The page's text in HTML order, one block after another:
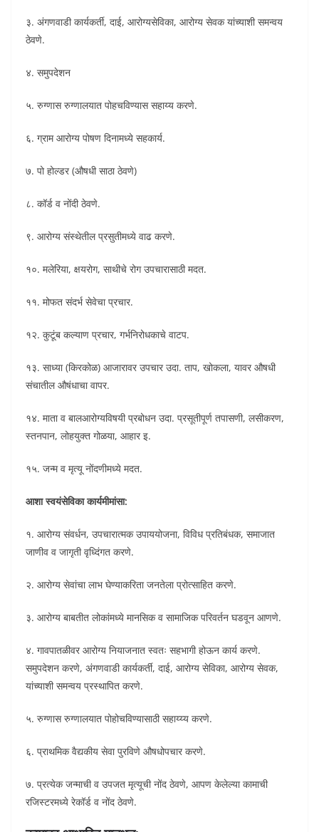
३. अंगणवाडी कार्यकर्ती, दाई, आरोग्यसेविका, आरोग्य सेवक यांच्याशी समन्वय
ठेवणे.
४. समुपदेशन
५. रुग्णास रुग्णालयात पोहचविण्यास सहाय्य करणे.
६. ग्राम आरोग्य पोषण दिनामध्ये सहकार्य.
७. पो होल्डर (औषधी साठा ठेवणे)
८. कॉर्ड व नोंदी ठेवणे.
९. आरोग्य संस्थेतील प्रसुतीमध्ये वाढ करणे.
१०. मलेरिया, क्षयरोग, साथीचे रोग उपचारासाठी मदत.
११. मोफत संदर्भ सेवेचा प्रचार.
१२. कुटूंब कल्याण प्रचार, गर्भनिरोधकाचे वाटप.
१३. साध्या (किरकोळ) आजारावर उपचार उदा. ताप, खोकला, यावर औषधी
संचातील औषंधाचा वापर.
१४. माता व बालआरोग्यविषयी प्रबोधन उदा. प्रसूतीपूर्ण तपासणी, लसीकरण,
स्तनपान, लोहयुक्त गोळया, आहार इ.
१५. जन्म व मृत्यू नोंदणीमध्ये मदत.
आशा स्वयंसेविका कार्यमीमांसा:
१. आरोग्य संवर्धन, उपचारात्मक उपाययोजना, विविध प्रतिबंधक, समाजात
जाणीव व जागृती वृध्दिंगत करणे.
२. आरोग्य सेवांचा लाभ घेण्याकरिता जनतेला प्रोत्साहित करणे.
३. आरोग्य बाबतीत लोकांमध्ये मानसिक व सामाजिक परिवर्तन घडवून आणणे.
४. गावपातळीवर आरोग्य नियाजनात स्वतः सहभागी होऊन कार्य करणे.
समुपदेशन करणे, अंगणवाडी कार्यकर्ती, दाई, आरोग्य सेविका, आरोग्य सेवक,
यांच्याशी समन्वय प्रस्थापित करणे.
५. रुग्णास रुग्णालयात पोहोचविण्यासाठी सहाय्य्य करणे.
६. प्राथमिक वैद्यकीय सेवा पुरविणे औषधोपचार करणे.
७. प्रत्येक जन्माची व उपजत मृत्यूची नोंद ठेवणे, आपण केलेल्या कामाची
रजिस्टरमध्ये रेकॉर्ड व नोंद ठेवणे.